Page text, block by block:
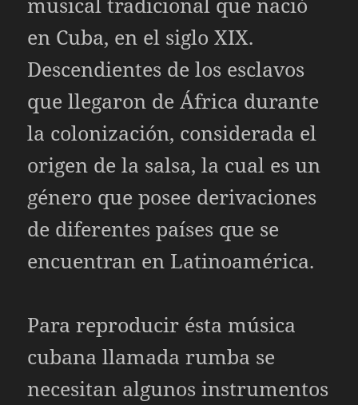
en Cuba, en el siglo XIX.
Descendientes de los esclavos
que llegaron de África durante
la colonización, considerada el
origen de la salsa, la cual es un
género que posee derivaciones
de diferentes países que se
encuentran en Latinoamérica.
Para reproducir ésta música
cubana llamada rumba se
necesitan algunos instrumentos